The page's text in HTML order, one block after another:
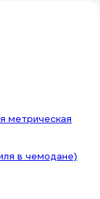
метрическая
в чемодане)